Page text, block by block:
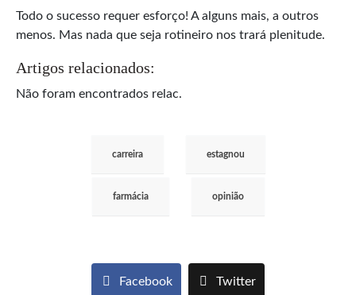
Todo o sucesso requer esforço! A alguns mais, a outros
menos. Mas nada que seja rotineiro nos trará plenitude.
Artigos relacionados:
Não foram encontrados relac.
carreira estagnou
farmácia opinião
Facebook Twitter